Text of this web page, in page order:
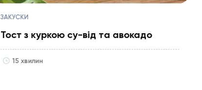
ЗАКУСКИ
Тост з куркою су-від та авокадо
15 хвилин